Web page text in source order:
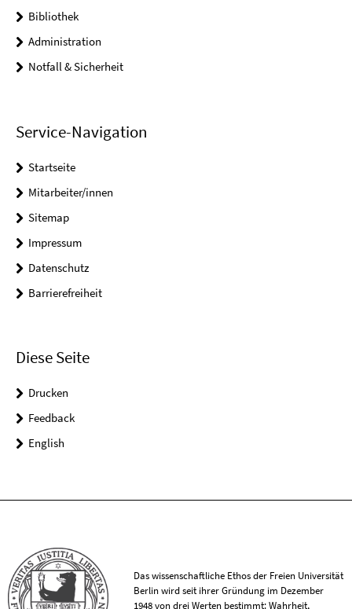
Bibliothek
Administration
Notfall & Sicherheit
Service-Navigation
Startseite
Mitarbeiter/innen
Sitemap
Impressum
Datenschutz
Barrierefreiheit
Diese Seite
Drucken
Feedback
English
Das wissenschaftliche Ethos der Freien Universität
Berlin wird seit ihrer Gründung im Dezember
1948 von drei Werten bestimmt: Wahrheit,